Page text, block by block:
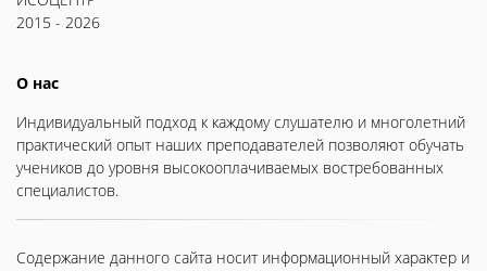
2015 - 2026
О нас
Индивидуальный подход к каждому слушателю и многолетний
практический опыт наших преподавателей позволяют обучать
учеников до уровня высокооплачиваемых востребованных
специалистов.
Содержание данного сайта носит информационный характер и